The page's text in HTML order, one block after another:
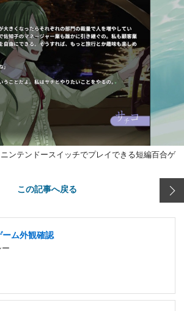
ンテンドースイッチでプレイできる短編百合ゲ
この記事へ戻る
ム外観確認